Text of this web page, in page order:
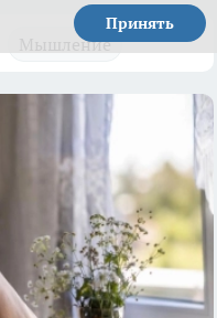
Принять
Мышление